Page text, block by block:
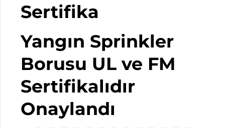
Sertifika
Yangın Sprinkler
Borusu UL ve FM
Sertifikalıdır
Onaylandı